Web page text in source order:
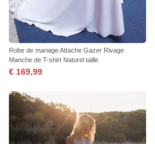
Robe de mariage Attache Gazer Rivage
Manche de T-shirt Naturel taille
€ 169,99